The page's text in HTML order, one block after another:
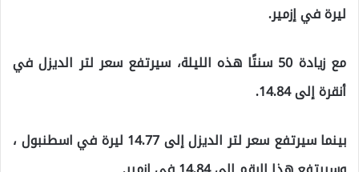
ليرة في إزمير.
مع زيادة 50 سنتًا هذه الليلة، سيرتفع سعر لتر الديزل في
أنقرة إلى 14.84.
بينما سيرتفع سعر لتر الديزل إلى 14.77 ليرة في اسطنبول ،